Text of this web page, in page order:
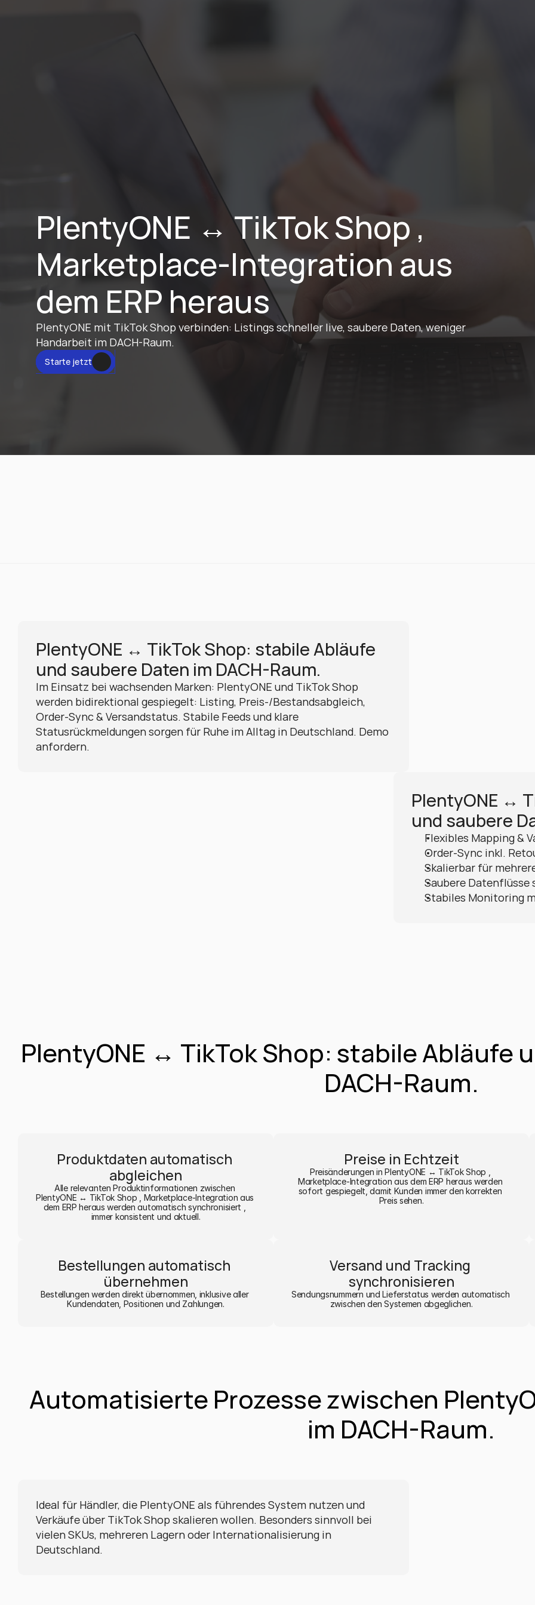
PlentyONE ↔ TikTok Shop ,
Marketplace-Integration aus
dem ERP heraus
PlentyONE mit TikTok Shop verbinden: Listings schneller live, saubere Daten, weniger
Handarbeit im DACH-Raum.
Starte jetzt
PlentyONE ↔ TikTok Shop: stabile Abläufe
und saubere Daten im DACH-Raum.
Im Einsatz bei wachsenden Marken: PlentyONE und TikTok Shop
werden bidirektional gespiegelt: Listing, Preis-/Bestandsabgleich,
Order-Sync & Versandstatus. Stabile Feeds und klare
Statusrückmeldungen sorgen für Ruhe im Alltag in Deutschland. Demo
anfordern.
PlentyONE ↔
und saubere
Flexibles Mapping &
Order-Sync inkl.
Skalierbar für
Saubere
Stabiles Monitoring
PlentyONE ↔ TikTok Shop: stabile Abläufe
DACH-Raum.
Produktdaten automatisch
abgleichen
Alle relevanten Produktinformationen zwischen
PlentyONE ↔ TikTok Shop , Marketplace-Integration aus
dem ERP heraus werden automatisch synchronisiert ,
immer konsistent und aktuell.
Preise in Echtzeit
Preisänderungen in PlentyONE ↔ TikTok Shop ,
Marketplace-Integration aus dem ERP heraus werden
sofort gespiegelt, damit Kunden immer den korrekten
Preis sehen.
Bestellungen automatisch
übernehmen
Bestellungen werden direkt übernommen, inklusive aller
Kundendaten, Positionen und Zahlungen.
Versand und Tracking
synchronisieren
Sendungsnummern und Lieferstatus werden automatisch
zwischen den Systemen abgeglichen.
Automatisierte Prozesse zwischen
im DACH-Raum.
Ideal für Händler, die PlentyONE als führendes System nutzen und
Verkäufe über TikTok Shop skalieren wollen. Besonders sinnvoll bei
vielen SKUs, mehreren Lagern oder Internationalisierung in
Deutschland.